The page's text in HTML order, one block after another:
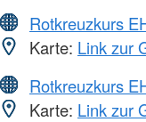
Rotkreuzkurs
Karte: Link zur
Rotkreuzkurs
Karte: Link zur